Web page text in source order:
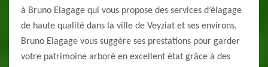
à Bruno Elagage qui vous propose des services d’élagage
de haute qualité dans la ville de Veyziat et ses environs.
Bruno Elagage vous suggère ses prestations pour garder
votre patrimoine arboré en excellent état grâce à des